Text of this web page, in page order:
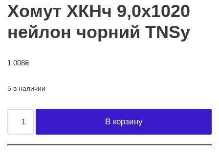
Хомут ХКНч 9,0х1020
нейлон чорний TNSy
1 008₴
5 в наличии
В корзину